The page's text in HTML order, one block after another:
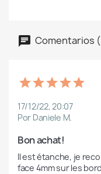
Comentarios
17/12/22, 20:07
Por Daniele M.
Bon achat!
Il est étanche, je
face 4mm sur les